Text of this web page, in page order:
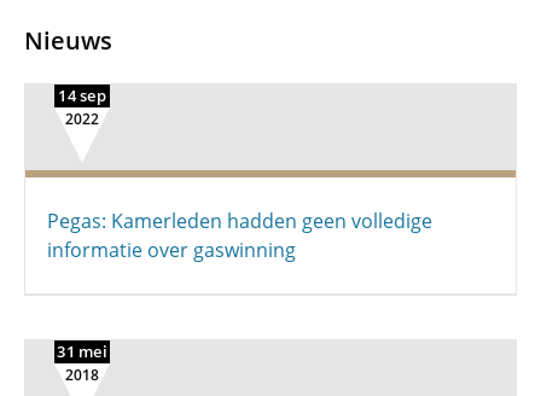
Nieuws
14 sep
2022
Pegas: Kamerleden hadden geen volledige
informatie over gaswinning
31 mei
2018